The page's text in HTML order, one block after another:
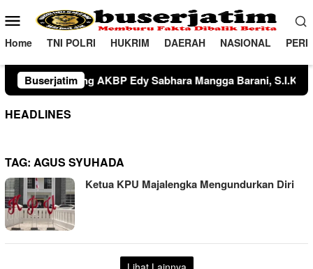
ke
konten
Menu
Mobile
Home TNI POLRI HUKRIM DAERAH NASIONAL
Buserjatim Kompol Nurdin,
HEADLINES
TAG: AGUS SYUHADA
Ketua KPU Majalengka Mengundurkan Diri